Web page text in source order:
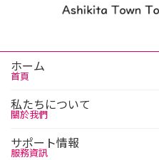
ホーム
首頁
私たちについて
關於我們
サポート情報
服務資訊